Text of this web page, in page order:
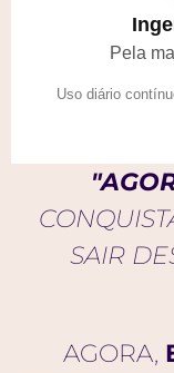
Pela
Uso diário
SAIR
AGORA,